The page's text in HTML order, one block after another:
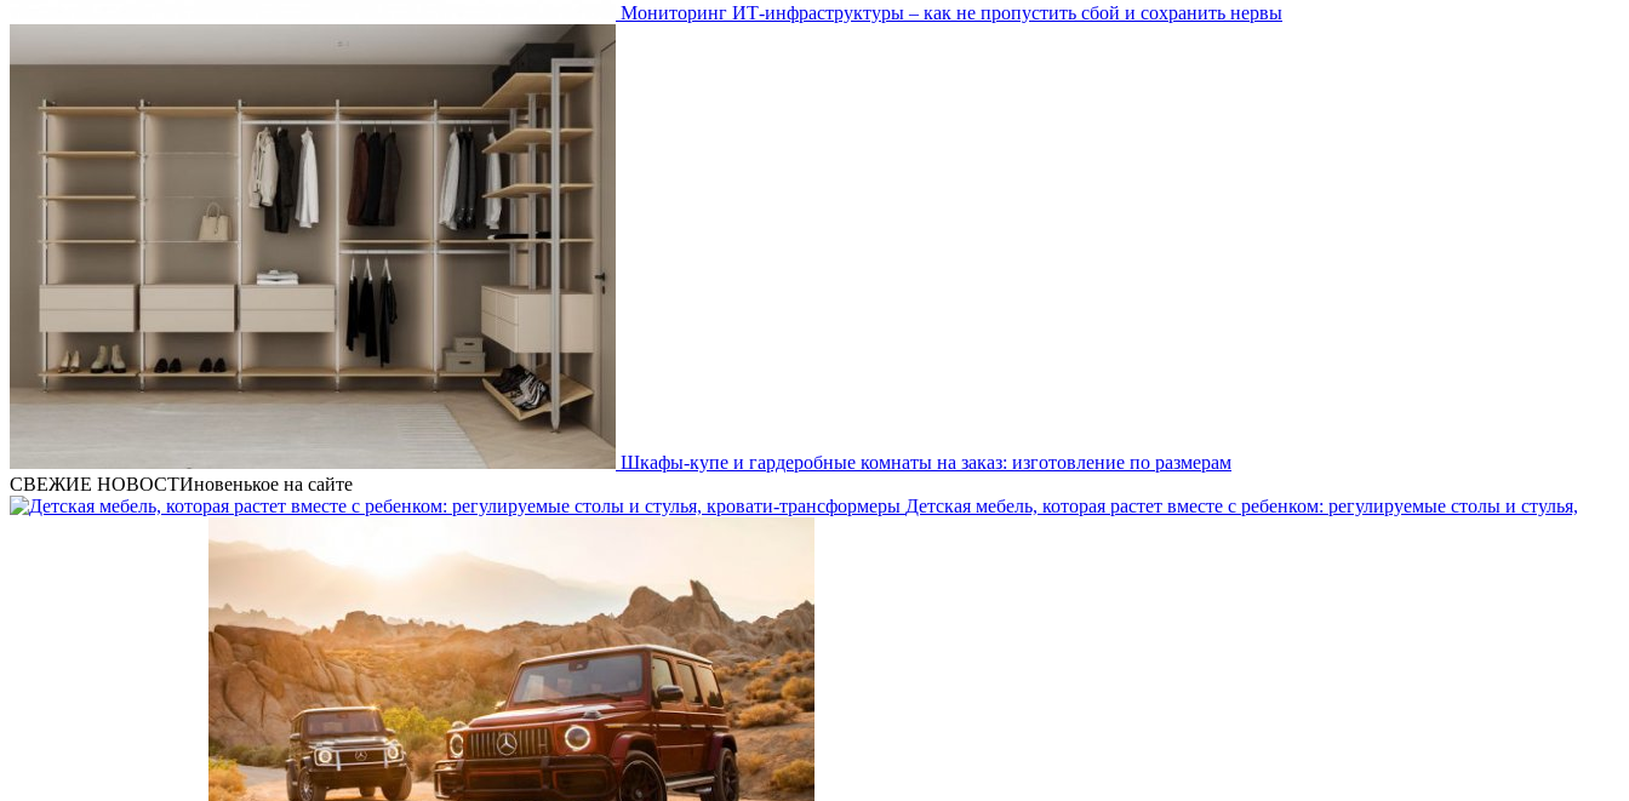
Мониторинг ИТ-инфраструктуры – как не пропустить сбой и сохранить нервы
Шкафы-купе и гардеробные комнаты на заказ: изготовление по размерам
СВЕЖИЕ НОВОСТИновенькое на сайте
Детская мебель, которая растет вместе с ребенком: регулируемые столы и стулья,